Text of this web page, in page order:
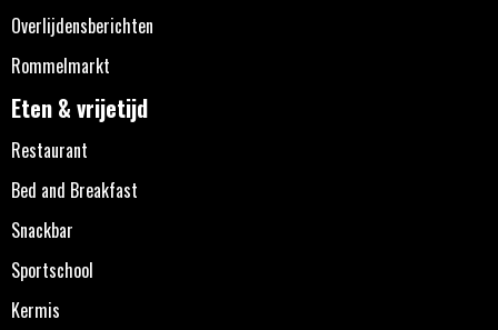
Overlijdensberichten
Rommelmarkt
Eten & vrijetijd
Restaurant
Bed and Breakfast
Snackbar
Sportschool
Kermis